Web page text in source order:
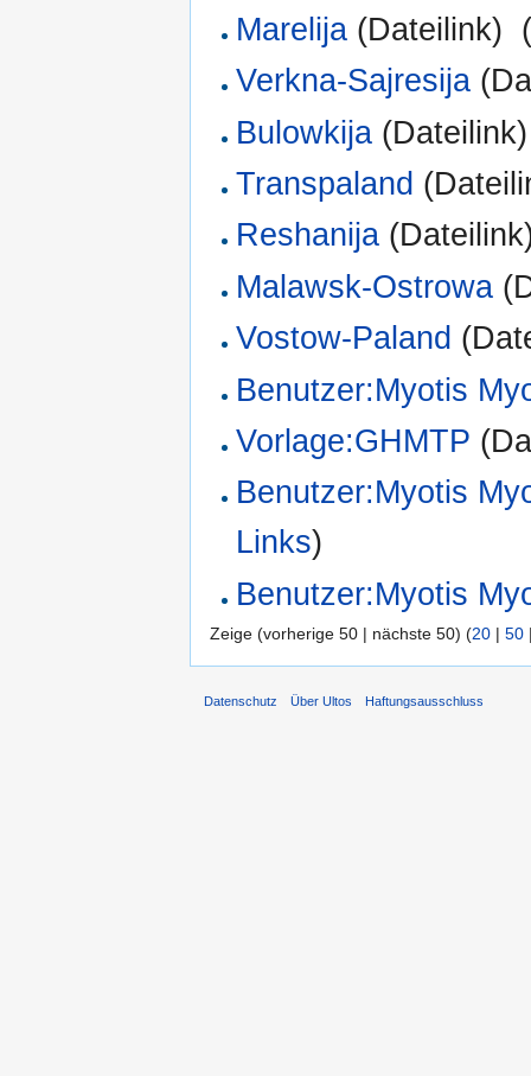
Marelija (Dateilink) ‎
Verkna-Sajresija
Bulowkija
Transpaland
Reshanija
Malawsk-Ostrowa
Vostow-Paland
Benutzer:Myotis
Vorlage:GHMTP
Benutzer:Myotis
Links)
Benutzer:Myotis
Zeige (vorherige 50 | nächste 50) (20 | 50
Datenschutz Über Ultos Haftungsausschluss